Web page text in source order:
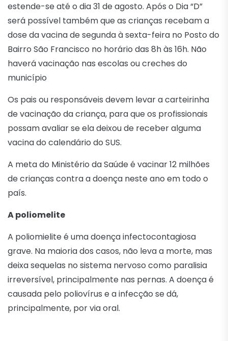
estende-se até o dia 31 de agosto. Após o Dia “D”
será possível também que as crianças recebam a
dose da vacina de segunda à sexta-feira no Posto do
Bairro São Francisco no horário das 8h às 16h. Não
haverá vacinação nas escolas ou creches do
município
Os pais ou responsáveis devem levar a carteirinha
de vacinação da criança, para que os profissionais
possam avaliar se ela deixou de receber alguma
vacina do calendário do SUS.
A meta do Ministério da Saúde é vacinar 12 milhões
de crianças contra a doença neste ano em todo o
país.
A poliomelite
A poliomielite é uma doença infectocontagiosa
grave. Na maioria dos casos, não leva a morte, mas
deixa sequelas no sistema nervoso como paralisia
irreversível, principalmente nas pernas. A doença é
causada pelo poliovírus e a infecção se dá,
principalmente, por via oral.